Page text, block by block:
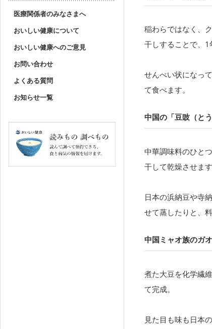
医療関係者のみなさまへ
おいしい健康について
おいしい健康へのご意見
お問い合わせ
よくある質問
お知らせ一覧
稲わらではなく、
干しすることで、1
せんべい状になっ
て食べます。
中国の「豆豉（とう
中華調味料のひと
干して乾燥させます
日本の浜納豆や寺
せて蒸したりと、
中国ミャオ族のガ
煮た大豆を化学繊
て完成。
見た目も味も日本